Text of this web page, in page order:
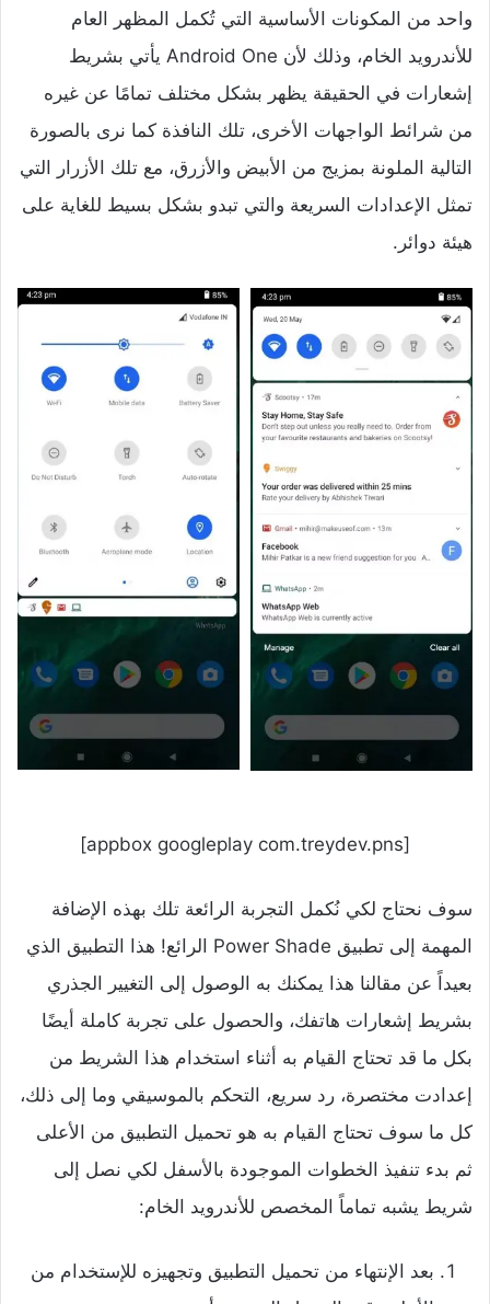
واحد من المكونات الأساسية التي تُكمل المظهر العام
للأندرويد الخام، وذلك لأن Android One يأتي بشريط
إشعارات في الحقيقة يظهر بشكل مختلف تمامًا عن غيره
من شرائط الواجهات الأخرى، تلك النافذة كما نرى بالصورة
التالية الملونة بمزيج من الأبيض والأزرق، مع تلك الأزرار التي
تمثل الإعدادات السريعة والتي تبدو بشكل بسيط للغاية على
هيئة دوائر.
[appbox googleplay com.treydev.pns]
سوف نحتاج لكي نُكمل التجربة الرائعة تلك بهذه الإضافة
المهمة إلى تطبيق Power Shade الرائع! هذا التطبيق الذي
بعيداً عن مقالنا هذا يمكنك به الوصول إلى التغيير الجذري
بشريط إشعارات هاتفك، والحصول على تجربة كاملة أيضًا
بكل ما قد تحتاج القيام به أثناء استخدام هذا الشريط من
إعدادت مختصرة، رد سريع، التحكم بالموسيقي وما إلى ذلك،
كل ما سوف تحتاج القيام به هو تحميل التطبيق من الأعلى
ثم بدء تنفيذ الخطوات الموجودة بالأسفل لكي نصل إلى
شريط يشبه تماماً المخصص للأندرويد الخام:
بعد الإنتهاء من تحميل التطبيق وتجهيزه للإستخدام من